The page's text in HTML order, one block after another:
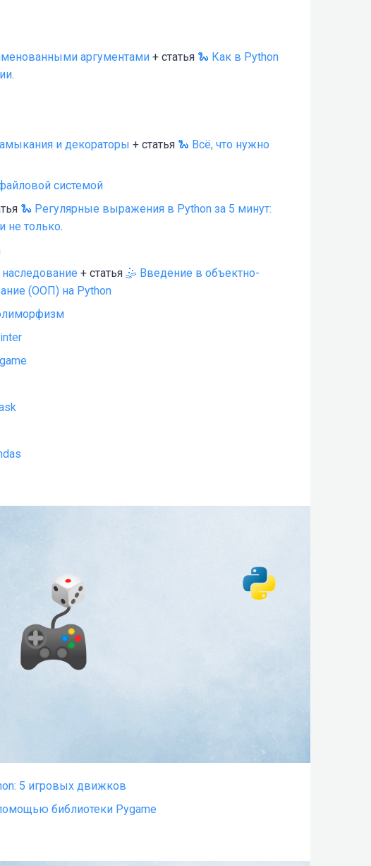
аргументами + статья 🐍 Как в Python
.
и декораторы + статья 🐍 Всё, что нужно
системой
🐍 Регулярные выражения в Python за 5 минут:
не только.
+ статья 🤹 Введение в объектно-
(ООП) на Python
5 игровых движков
библиотеки Pygame